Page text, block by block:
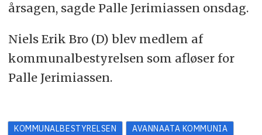
årsagen, sagde Palle Jerimiassen onsdag.
Niels Erik Bro (D) blev medlem af
kommunalbestyrelsen som afløser for
Palle Jerimiassen.
KOMMUNALBESTYRELSEN
AVANNAATA KOMMUNIA